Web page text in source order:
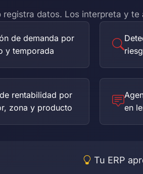
registra datos. Los interpreta y
de demanda por
y temporada
rentabilidad por
zona y producto
en
Tu ERP